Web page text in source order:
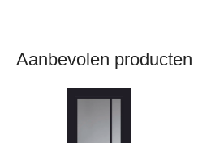
Aanbevolen producten